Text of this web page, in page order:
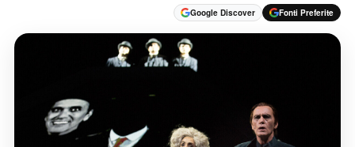
Google Discover Fonti Preferite